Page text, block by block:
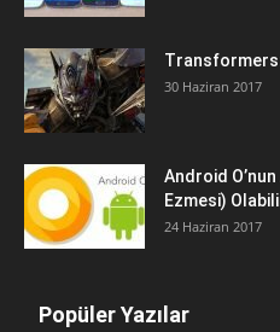
30 Haziran 2017
Android
Ezmesi)
24 Haziran 2017
Popüler Yazılar